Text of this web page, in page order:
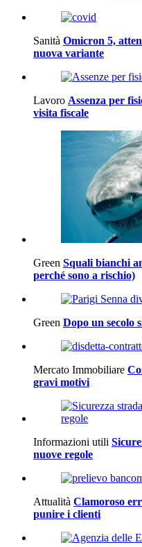
Sanità Omicron 5,
nuova variante
Lavoro Assenza per
visita fiscale
Green Squali bianchi
perché sono a rischio)
Green Dopo un secolo
Mercato Immobiliare
gravi motivi
Informazioni utili
nuove regole
Attualità Clamoroso
punire i clienti